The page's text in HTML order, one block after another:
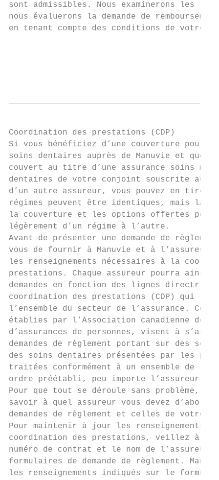
sont admissibles. Nous examinerons les
nous évaluerons la demande de
en tenant compte des conditions de
Coordination des prestations (CDP)
Si vous bénéficiez d’une couverture pour
soins dentaires auprès de Manuvie et que
couvert au titre d’une assurance soins
dentaires de votre conjoint souscrite
d’un autre assureur, vous pouvez en tirer
régimes peuvent être identiques, mais la
la couverture et les options offertes
légèrement d’un régime à l’autre.
Avant de présenter une demande de
vous de fournir à Manuvie et à l’assureur
les renseignements nécessaires à la
prestations. Chaque assureur pourra ainsi
demandes en fonction des lignes
coordination des prestations (CDP) qui
l’ensemble du secteur de l’assurance.
établies par l’Association canadienne des
d’assurances de personnes, visent à
demandes de règlement portant sur des
des soins dentaires présentées par les
traitées conformément à un ensemble de
ordre préétabli, peu importe l’assureur ou
Pour que tout se déroule sans problème,
savoir à quel assureur vous devez d’abord
demandes de règlement et celles de votre
Pour maintenir à jour les renseignements
coordination des prestations, veillez à
numéro de contrat et le nom de l’assureur
formulaires de demande de règlement.
les renseignements indiqués sur le